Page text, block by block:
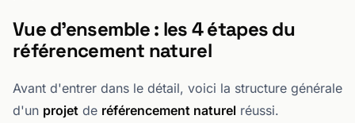
Vue d'ensemble : les 4 étapes du
référencement naturel
Avant d'entrer dans le détail, voici la structure générale
d'un projet de référencement naturel réussi.